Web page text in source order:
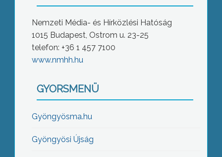
Nemzeti Média- és Hírközlési Hatóság
1015 Budapest, Ostrom u. 23-25
telefon: +36 1 457 7100
www.nmhh.hu
GYORSMENÜ
Gyöngyösma.hu
Gyöngyösi Újság